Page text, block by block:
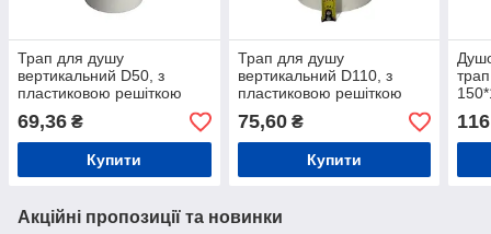
Трап для душу
вертикальний D50, з
пластиковою решіткою
150*150 з сухим затвором
69,36 ₴
Купити
Трап для душу
вертикальний D110, з
пластиковою решіткою
150*150 з сухим затвором
75,60₴
Купити
Акційні пропозиції та новинки